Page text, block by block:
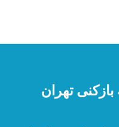
تهران